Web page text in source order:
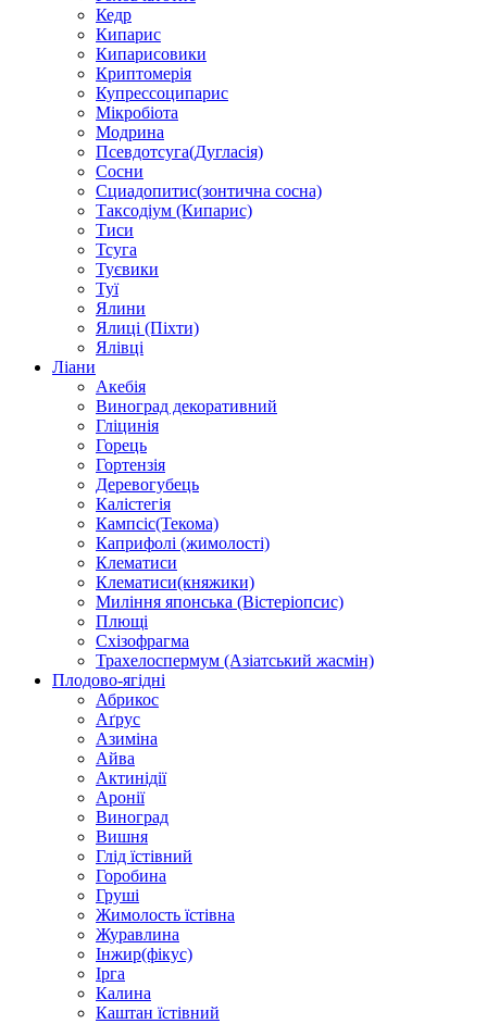
Кедр
Кипарис
Кипарисовики
Криптомерія
Купрессоципарис
Мікробіота
Модрина
Псевдотсуга(Дугласія)
Сосни
Сциадопитис(зонтична сосна)
Таксодіум (Кипарис)
Тиси
Тсуга
Туєвики
Туї
Ялини
Ялиці (Піхти)
Ялівці
Ліани
Акебія
Виноград декоративний
Гліцинія
Горець
Гортензія
Деревогубець
Калістегія
Кампсіс(Текома)
Каприфолі (жимолості)
Клематиси
Клематиси(княжики)
Миління японська (Вістеріопсис)
Плющі
Схізофрагма
Трахелоспермум (Азіатський жасмін)
Плодово-ягідні
Абрикос
Аґрус
Азиміна
Айва
Актинідії
Аронії
Виноград
Вишня
Глід їстівний
Горобина
Груші
Жимолость їстівна
Журавлина
Інжир(фікус)
Ірга
Калина
Каштан їстівний